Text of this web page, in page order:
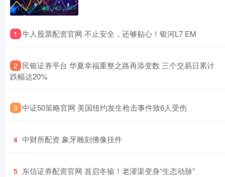
1 ​牛人股票配资官网 不止安全，还够贴心！银河L7 EM
2 ​民银证券平台 华夏幸福重整之路再添变数 三个交易日累计
跌幅达20%
3 ​中证50策略官网 美国纽约发生枪击事件致6人受伤
4 ​中财所配资 象牙雕刻佛像挂件
5 ​东信证券配资官网 首启冬输！老灌渠变身“生态动脉”